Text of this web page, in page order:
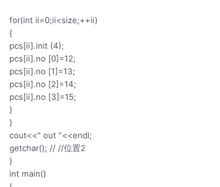
for(int ii=0;ii<size;++ii)
{
pcs[ii].init (4);
pcs[ii].no [0]=12;
pcs[ii].no [1]=13;
pcs[ii].no [2]=14;
pcs[ii].no [3]=15;
}
}
cout<<" out "<<endl;
getchar(); // //位置2
}
int main()